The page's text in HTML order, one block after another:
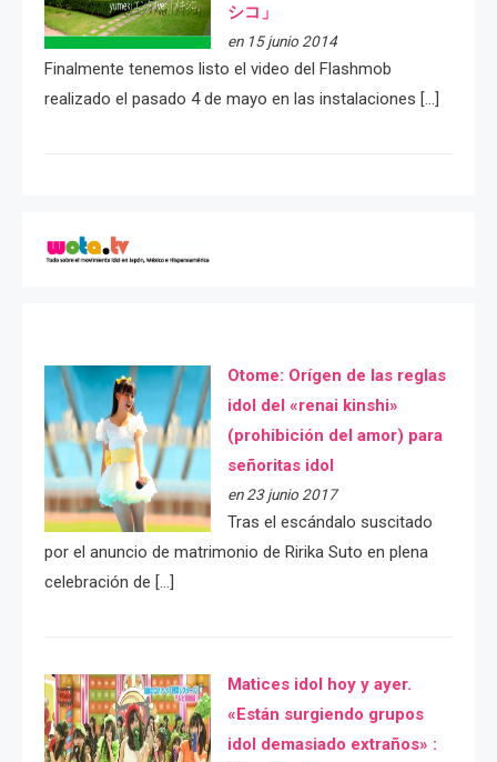
シコ」
en 15 junio 2014
Finalmente tenemos listo el video del Flashmob
realizado el pasado 4 de mayo en las instalaciones […]
Otome: Orígen de las reglas
idol del «renai kinshi»
(prohibición del amor) para
señoritas idol
en 23 junio 2017
Tras el escándalo suscitado
por el anuncio de matrimonio de Ririka Suto en plena
celebración de […]
Matices idol hoy y ayer.
«Están surgiendo grupos
idol demasiado extraños» :